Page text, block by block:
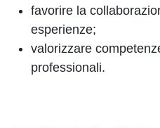
favorire la
esperienze;
valorizzare
professionali.